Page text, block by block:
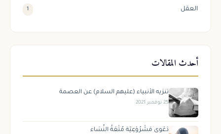
العقل 1
أحدث المقالات
تنزيه الأنبياء (عليهم السلام) عن العصمة
25 نوفمبر 2021
دَعْوى مَشْرُوْعِيّة مُتْعَةُ النِّسَاء